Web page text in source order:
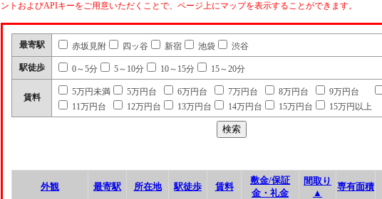
ントおよびAPIキーをご用意いただくことで、ページ上にマップを表示することができます。
最寄駅 赤坂見附 四ッ谷 新宿 池袋 渋谷
駅徒歩 0～5分 5～10分 10～15分 15～20分
賃料
5万円未満 5万円台 6万円台 7万円台 8万円台 9万円台
11万円台
12万円台 13万円台 14万円台 15万円台 15万円以上
外観 最寄駅 所在地 駅徒歩 賃料
敷金/保証
金・礼金
間取り
▲
専有面積